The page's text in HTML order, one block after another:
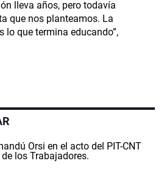
lleva años, pero todavía
que nos planteamos. La
lo que termina educando”,